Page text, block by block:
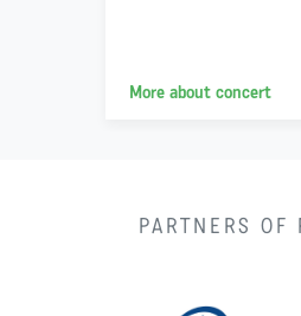
More about concert
PARTNERS OF